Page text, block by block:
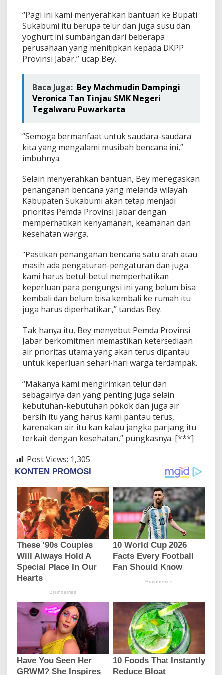
“Pagi ini kami menyerahkan bantuan ke Bupati
Sukabumi itu berupa telur dan juga susu dan
yoghurt ini sumbangan dari beberapa
perusahaan yang menitipkan kepada DKPP
Provinsi Jabar,” ucap Bey.
Baca Juga: Bey Machmudin Dampingi
Veronica Tan Tinjau SMK Negeri
Tegalwaru Puwarkarta
“Semoga bermanfaat untuk saudara-saudara
kita yang mengalami musibah bencana ini,”
imbuhnya.
Selain menyerahkan bantuan, Bey menegaskan
penanganan bencana yang melanda wilayah
Kabupaten Sukabumi akan tetap menjadi
prioritas Pemda Provinsi Jabar dengan
memperhatikan kenyamanan, keamanan dan
kesehatan warga.
“Pastikan penanganan bencana satu arah atau
masih ada pengaturan-pengaturan dan juga
kami harus betul-betul memperhatikan
keperluan para pengungsi ini yang belum bisa
kembali dan belum bisa kembali ke rumah itu
juga harus diperhatikan,” tandas Bey.
Tak hanya itu, Bey menyebut Pemda Provinsi
Jabar berkomitmen memastikan ketersediaan
air prioritas utama yang akan terus dipantau
untuk keperluan sehari-hari warga terdampak.
“Makanya kami mengirimkan telur dan
sebagainya dan yang penting juga selain
kebutuhan-kebutuhan pokok dan juga air
bersih itu yang harus kami pantau terus,
karenakan air itu kan kalau jangka panjang itu
terkait dengan kesehatan,” pungkasnya. [***]
Post Views: 1,305